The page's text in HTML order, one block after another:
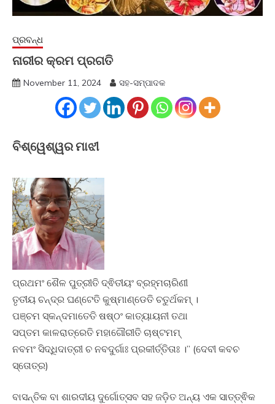
ପ୍ରବନ୍ଧ
ନାରୀର କ୍ରମ ପ୍ରଗତି
November 11, 2024 ସହ-ସମ୍ପାଦକ
ବିଶ୍ୱେଶ୍ୱର ମାଝୀ
ପ୍ରଥମଂ ଶୈଳ ପୁତ୍ରୀତି ଦ୍ଵିତୀୟଂ ବ୍ରହ୍ମଚାରିଣୀ
ତୃତୀୟ ଚନ୍ଦ୍ର ଘଣ୍ଟେତି କୁଷ୍ମାଣ୍ଡେତି ଚତୁର୍ଥକମ୍ ।
ପଞ୍ଚମ ସ୍କନ୍ଦମାତେତି ଷଷ୍ଠଂ କାତ୍ୟାୟନୀ ତଥା
ସପ୍ତମ କାଳରାତ୍ରେତି ମହାଗୌରୀତି ଚାଷ୍ଟମମ୍
ନବମଂ ସିଦ୍ଧିଦାତ୍ରୀ ଚ ନବଦୁର୍ଗାଃ ପ୍ରକୀର୍ତ୍ତିତାଃ ।” (ଦେବୀ କବଚ
ସ୍ତୋତ୍ର)
ବାସନ୍ତିକ ବା ଶାରଦୀୟ ଦୁର୍ଗୋତ୍ସବ ସହ ଜଡ଼ିତ ଅନ୍ୟ ଏକ ସାତ୍ତ୍ଵିକ